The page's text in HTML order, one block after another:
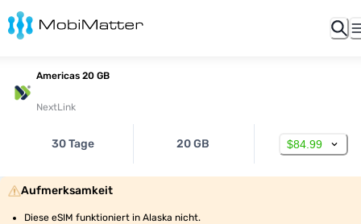
Americas 20 GB
NextLink
30 Tage 20 GB $84.99
Aufmerksamkeit
Diese eSIM funktioniert in Alaska nicht.